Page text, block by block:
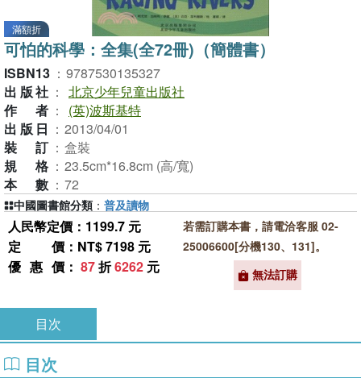
滿額折
可怕的科學：全集(全72冊)（簡體書）
ISBN13 ： 9787530135327
出版社 ： 北京少年兒童出版社
作者 ：
(英)波斯基特
出版日 ： 2013/04/01
裝訂 ： 盒裝
規格 ： 23.5cm*16.8cm (高/寬)
本數 ： 72
人民幣定價：1199.7 元
定價 ：NT$ 7198 元
優惠價 ： 87折6262 元
若需訂購本書，請電洽客服 02-
25006600[分機130、131]。
無法訂購
中國圖書館分類 ： 普及讀物
目次
目次